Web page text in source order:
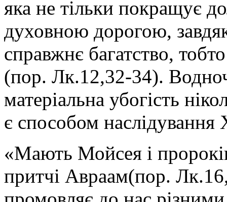
яка не тільки покращує
духовною дорогою,
справжнє багатство,
(пор. Лк.12,32-34).
матеріальна убогість
є способом наслідування
«Мають Мойсея і
притчі Авраам(пор.